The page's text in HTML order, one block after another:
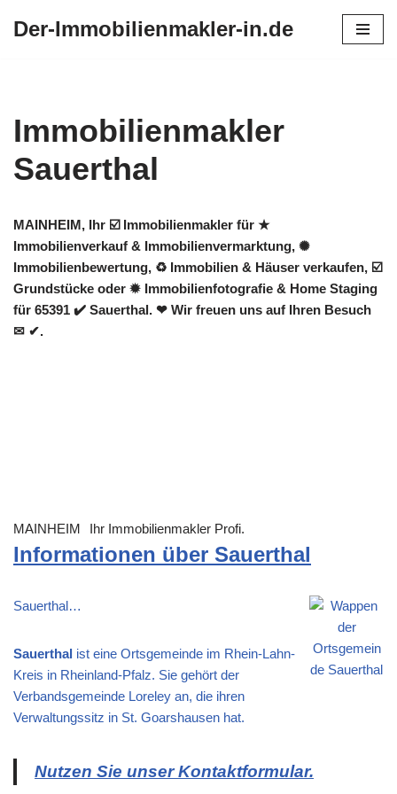
Der-Immobilienmakler-in.de
Immobilienmakler
Sauerthal
MAINHEIM, Ihr ☑️ Immobilienmakler für ★
Immobilienverkauf & Immobilienvermarktung, ✺
Immobilienbewertung, ♻ Immobilien & Häuser verkaufen, ☑️
Grundstücke oder ✹ Immobilienfotografie & Home Staging
für 65391 ✔️ Sauerthal. ❤ Wir freuen uns auf Ihren Besuch
✉ ✔.
MAINHEIM Ihr Immobilienmakler Profi.
Informationen über Sauerthal
Sauerthal…
Sauerthal ist eine Ortsgemeinde im Rhein-Lahn-
Kreis in Rheinland-Pfalz. Sie gehört der
Verbandsgemeinde Loreley an, die ihren
Verwaltungssitz in St. Goarshausen hat.
Nutzen Sie unser Kontaktformular.